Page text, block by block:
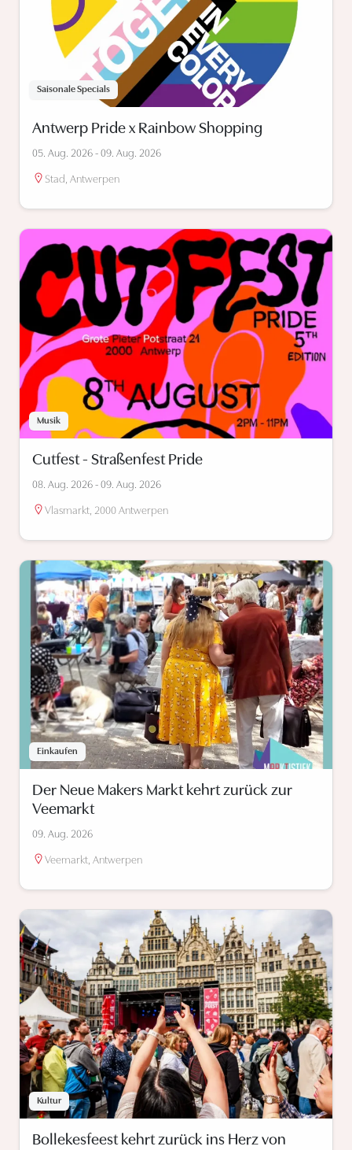
Saisonale Specials
Antwerp Pride x Rainbow Shopping
05. Aug. 2026 - 09. Aug. 2026
Stad, Antwerpen
Musik
Cutfest - Straßenfest Pride
08. Aug. 2026 - 09. Aug. 2026
Vlasmarkt, 2000 Antwerpen
Einkaufen
Der Neue Makers Markt kehrt zurück zur
Veemarkt
09. Aug. 2026
Veemarkt, Antwerpen
Kultur
Bollekesfeest kehrt zurück ins Herz von